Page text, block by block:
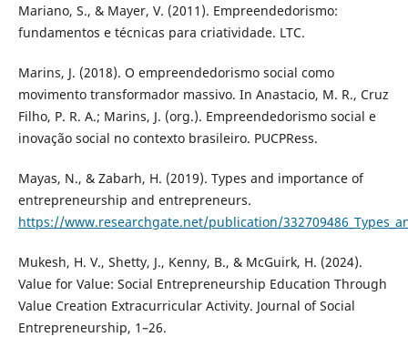
Mariano, S., & Mayer, V. (2011). Empreendedorismo:
fundamentos e técnicas para criatividade. LTC.
Marins, J. (2018). O empreendedorismo social como
movimento transformador massivo. In Anastacio, M. R., Cruz
Filho, P. R. A.; Marins, J. (org.). Empreendedorismo social e
inovação social no contexto brasileiro. PUCPRess.
Mayas, N., & Zabarh, H. (2019). Types and importance of
entrepreneurship and entrepreneurs.
https://www.researchgate.net/publication/
Mukesh, H. V., Shetty, J., Kenny, B., & McGuirk, H. (2024).
Value for Value: Social Entrepreneurship Education Through
Value Creation Extracurricular Activity. Journal of Social
Entrepreneurship, 1–26.